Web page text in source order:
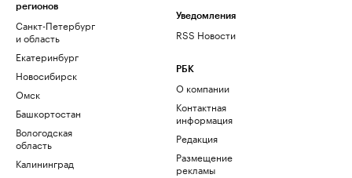
регионов
Санкт-Петербург
и область
Екатеринбург
Новосибирск
Омск
Башкортостан
Вологодская
область
Калининград
Уведомления
RSS Новости
РБК
О компании
Контактная
информация
Редакция
Размещение
рекламы